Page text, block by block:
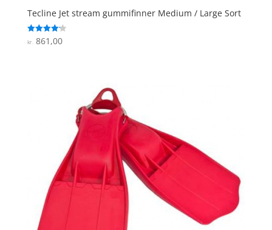
Tecline Jet stream gummifinner Medium / Large Sort
Vurderet
4.2
kr.861,00